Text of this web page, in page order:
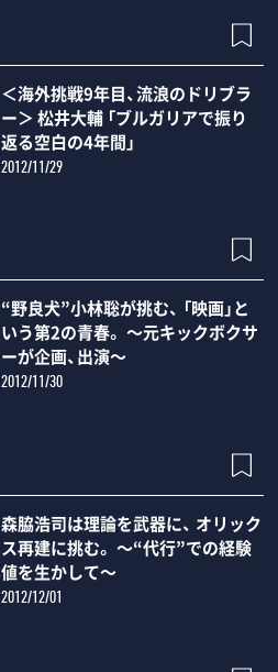
＜海外挑戦9年目、流浪のドリブラ
ー＞ 松井大輔 「ブルガリアで振り
返る空白の4年間」
2012/11/29
“野良犬”小林聡が挑む、 「映画」と
いう第2の青春。 ～元キックボクサ
ーが企画、出演～
2012/11/30
森脇浩司は理論を武器に、 オリック
ス再建に挑む。 ～“代行”での経験
値を生かして～
2012/12/01